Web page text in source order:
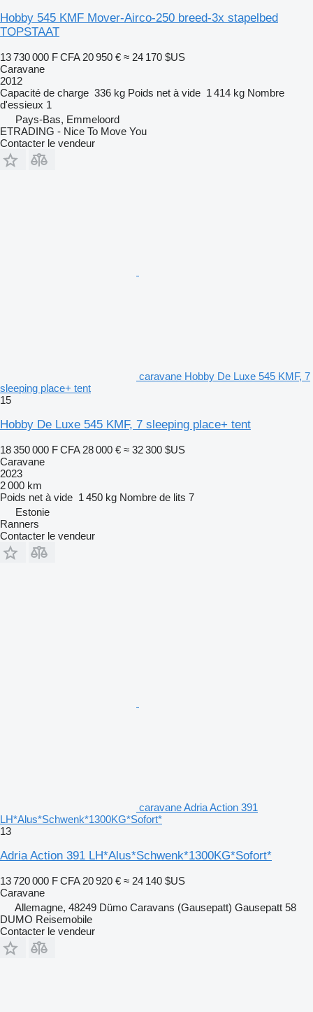
Hobby 545 KMF Mover-Airco-250 breed-3x stapelbed
TOPSTAAT
13 730 000 F CFA 20 950 € ≈ 24 170 $US
Caravane
2012
Capacité de charge 336 kg Poids net à vide 1 414 kg Nombre
d'essieux 1
Pays-Bas, Emmeloord
ETRADING - Nice To Move You
Contacter le vendeur
caravane Hobby De Luxe 545 KMF, 7
sleeping place+ tent
15
Hobby De Luxe 545 KMF, 7 sleeping place+ tent
18 350 000 F CFA 28 000 € ≈ 32 300 $US
Caravane
2023
2 000 km
Poids net à vide 1 450 kg Nombre de lits 7
Estonie
Ranners
Contacter le vendeur
caravane Adria Action 391
LH*Alus*Schwenk*1300KG*Sofort*
13
Adria Action 391 LH*Alus*Schwenk*1300KG*Sofort*
13 720 000 F CFA 20 920 € ≈ 24 140 $US
Caravane
Allemagne, 48249 Dümo Caravans (Gausepatt) Gausepatt 58
DUMO Reisemobile
Contacter le vendeur